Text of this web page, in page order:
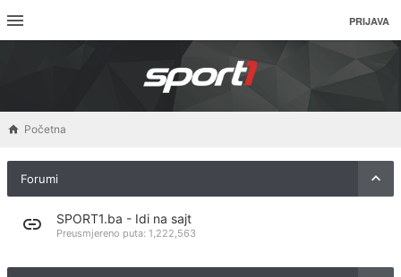
PRIJAVA
Početna
Forumi
SPORT1.ba - Idi na sajt
Preusmjereno puta: 1,222,563